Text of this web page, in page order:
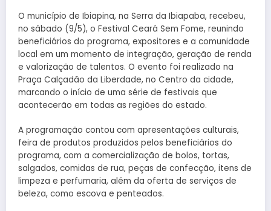
O município de Ibiapina, na Serra da Ibiapaba, recebeu,
no sábado (9/5), o Festival Ceará Sem Fome, reunindo
beneficiários do programa, expositores e a comunidade
local em um momento de integração, geração de renda
e valorização de talentos. O evento foi realizado na
Praça Calçadão da Liberdade, no Centro da cidade,
marcando o início de uma série de festivais que
acontecerão em todas as regiões do estado.
A programação contou com apresentações culturais,
feira de produtos produzidos pelos beneficiários do
programa, com a comercialização de bolos, tortas,
salgados, comidas de rua, peças de confecção, itens de
limpeza e perfumaria, além da oferta de serviços de
beleza, como escova e penteados.